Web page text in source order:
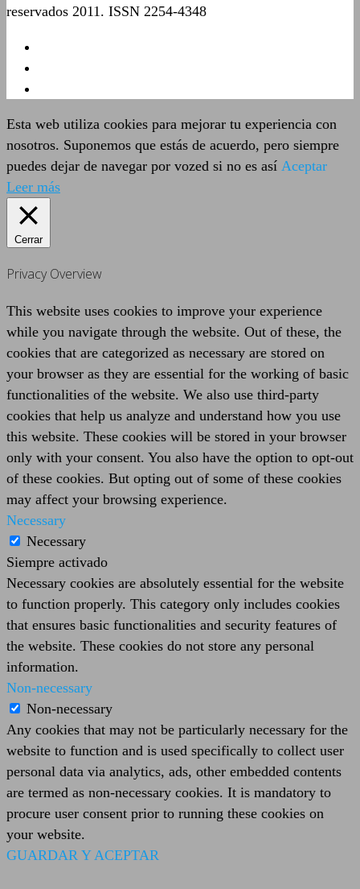
reservados 2011. ISSN 2254-4348
Esta web utiliza cookies para mejorar tu experiencia con
nosotros. Suponemos que estás de acuerdo, pero siempre
puedes dejar de navegar por vozed si no es así Aceptar
Leer más
Cerrar
Privacy Overview
This website uses cookies to improve your experience
while you navigate through the website. Out of these, the
cookies that are categorized as necessary are stored on
your browser as they are essential for the working of basic
functionalities of the website. We also use third-party
cookies that help us analyze and understand how you use
this website. These cookies will be stored in your browser
only with your consent. You also have the option to opt-out
of these cookies. But opting out of some of these cookies
may affect your browsing experience.
Necessary
Necessary
Siempre activado
Necessary cookies are absolutely essential for the website
to function properly. This category only includes cookies
that ensures basic functionalities and security features of
the website. These cookies do not store any personal
information.
Non-necessary
Non-necessary
Any cookies that may not be particularly necessary for the
website to function and is used specifically to collect user
personal data via analytics, ads, other embedded contents
are termed as non-necessary cookies. It is mandatory to
procure user consent prior to running these cookies on
your website.
GUARDAR Y ACEPTAR